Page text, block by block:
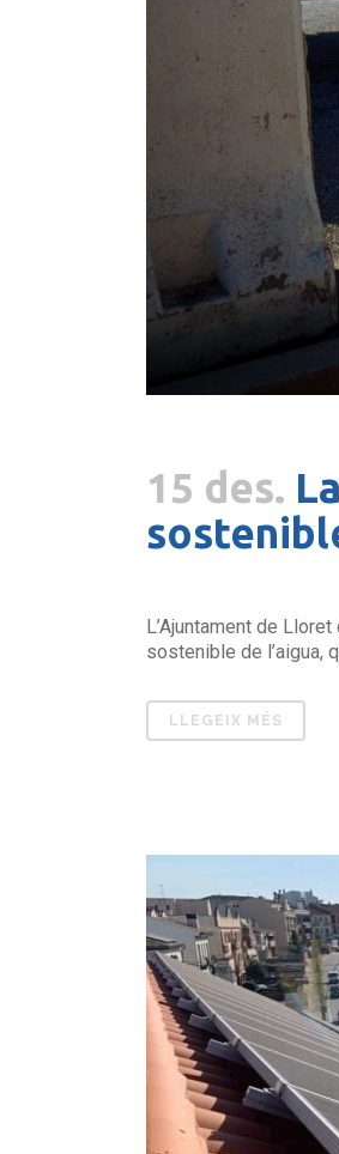
15 des.
L’Ajuntament de
sostenible de l’aigua,
LLEGEIX MÉS